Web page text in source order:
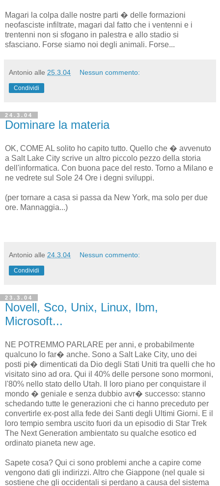
Magari la colpa dalle nostre parti � delle formazioni
neofasciste infiltrate, magari dal fatto che i ventenni e i
trentenni non si sfogano in palestra e allo stadio si
sfasciano. Forse siamo noi degli animali. Forse...
Antonio alle 25.3.04 Nessun commento:
Condividi
24.3.04
Dominare la materia
OK, COME AL solito ho capito tutto. Quello che � avvenuto
a Salt Lake City scrive un altro piccolo pezzo della storia
dell'informatica. Con buona pace del resto. Torno a Milano e
ne vedrete sul Sole 24 Ore i degni sviluppi.
(per tornare a casa si passa da New York, ma solo per due
ore. Mannaggia...)
Antonio alle 24.3.04 Nessun commento:
Condividi
23.3.04
Novell, Sco, Unix, Linux, Ibm,
Microsoft...
NE POTREMMO PARLARE per anni, e probabilmente
qualcuno lo far� anche. Sono a Salt Lake City, uno dei
posti pi� dimenticati da Dio degli Stati Uniti tra quelli che ho
visitato sino ad ora. Qui il 40% delle persone sono mormoni,
l'80% nello stato dello Utah. Il loro piano per conquistare il
mondo � geniale e senza dubbio avr� successo: stanno
schedando tutte le generazioni che ci hanno preceduto per
convertirle ex-post alla fede dei Santi degli Ultimi Giorni. E il
loro tempio sembra uscito fuori da un episodio di Star Trek
The Next Generation ambientato su qualche esotico ed
ordinato pianeta new age.
Sapete cosa? Qui ci sono problemi anche a capire come
vengono dati gli indirizzi. Altro che Giappone (nel quale si
sostiene che gli occidentali si perdano a causa del sistema